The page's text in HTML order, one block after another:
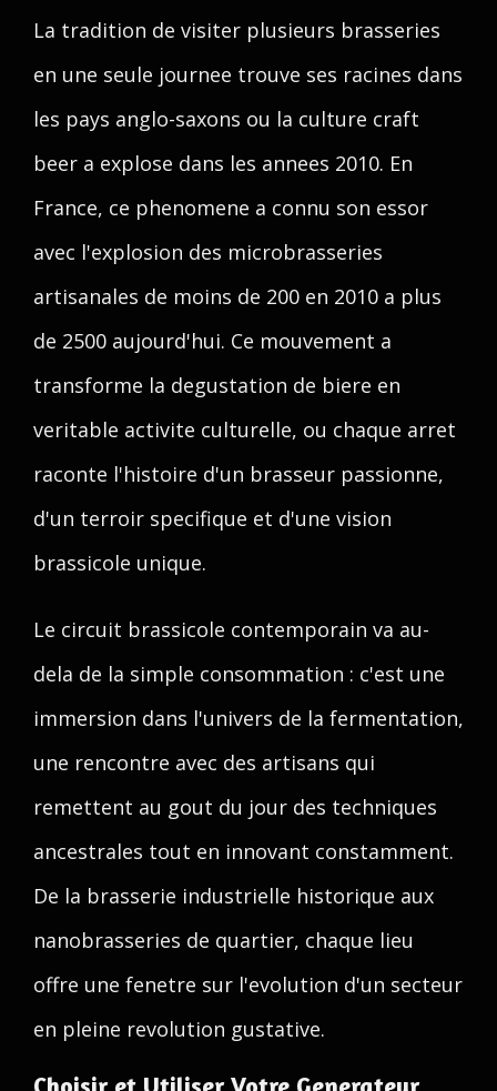
La tradition de visiter plusieurs brasseries
en une seule journee trouve ses racines dans
les pays anglo-saxons ou la culture craft
beer a explose dans les annees 2010. En
France, ce phenomene a connu son essor
avec l'explosion des microbrasseries
artisanales de moins de 200 en 2010 a plus
de 2500 aujourd'hui. Ce mouvement a
transforme la degustation de biere en
veritable activite culturelle, ou chaque arret
raconte l'histoire d'un brasseur passionne,
d'un terroir specifique et d'une vision
brassicole unique.
Le circuit brassicole contemporain va au-
dela de la simple consommation : c'est une
immersion dans l'univers de la fermentation,
une rencontre avec des artisans qui
remettent au gout du jour des techniques
ancestrales tout en innovant constamment.
De la brasserie industrielle historique aux
nanobrasseries de quartier, chaque lieu
offre une fenetre sur l'evolution d'un secteur
en pleine revolution gustative.